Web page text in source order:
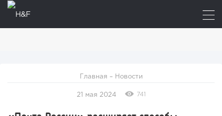
Главная – Новости
21 мая 2024 741